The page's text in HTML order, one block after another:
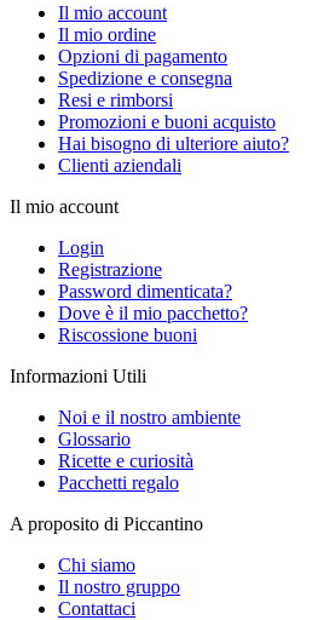
Il mio account
Il mio ordine
Opzioni di pagamento
Spedizione e consegna
Resi e rimborsi
Promozioni e buoni acquisto
Hai bisogno di ulteriore aiuto?
Clienti aziendali
Il mio account
Login
Registrazione
Password dimenticata?
Dove è il mio pacchetto?
Riscossione buoni
Informazioni Utili
Noi e il nostro ambiente
Glossario
Ricette e curiosità
Pacchetti regalo
A proposito di Piccantino
Chi siamo
Il nostro gruppo
Contattaci